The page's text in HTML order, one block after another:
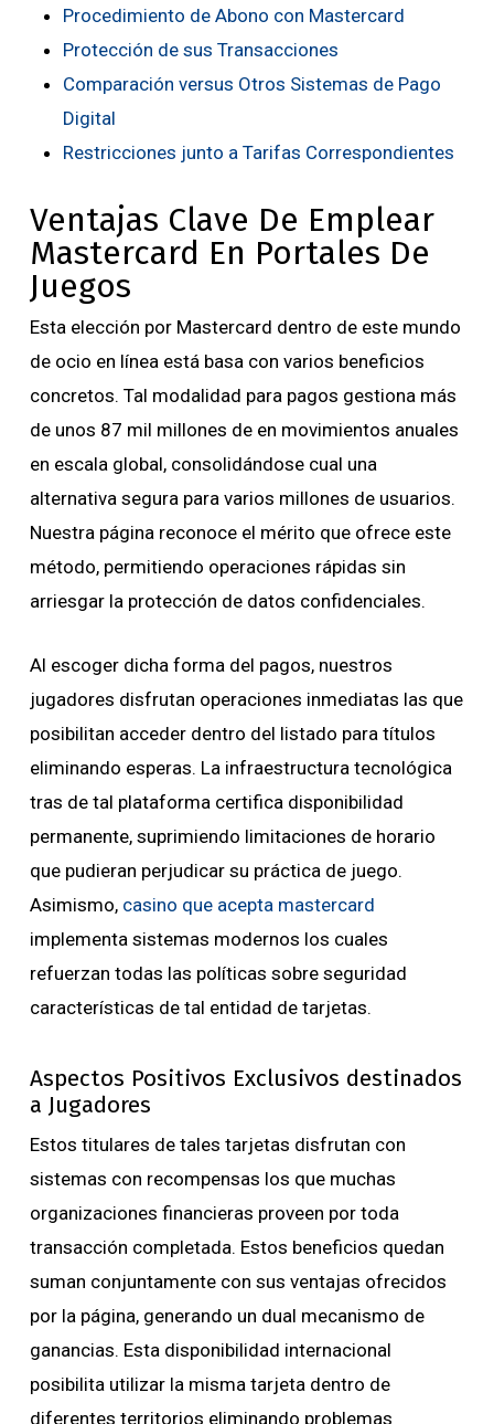
Procedimiento de Abono con Mastercard
Protección de sus Transacciones
Comparación versus Otros Sistemas de Pago
Digital
Restricciones junto a Tarifas Correspondientes
Ventajas Clave De Emplear
Mastercard En Portales De
Juegos
Esta elección por Mastercard dentro de este mundo
de ocio en línea está basa con varios beneficios
concretos. Tal modalidad para pagos gestiona más
de unos 87 mil millones de en movimientos anuales
en escala global, consolidándose cual una
alternativa segura para varios millones de usuarios.
Nuestra página reconoce el mérito que ofrece este
método, permitiendo operaciones rápidas sin
arriesgar la protección de datos confidenciales.
Al escoger dicha forma del pagos, nuestros
jugadores disfrutan operaciones inmediatas las que
posibilitan acceder dentro del listado para títulos
eliminando esperas. La infraestructura tecnológica
tras de tal plataforma certifica disponibilidad
permanente, suprimiendo limitaciones de horario
que pudieran perjudicar su práctica de juego.
Asimismo, casino que acepta mastercard
implementa sistemas modernos los cuales
refuerzan todas las políticas sobre seguridad
características de tal entidad de tarjetas.
Aspectos Positivos Exclusivos destinados
a Jugadores
Estos titulares de tales tarjetas disfrutan con
sistemas con recompensas los que muchas
organizaciones financieras proveen por toda
transacción completada. Estos beneficios quedan
suman conjuntamente con sus ventajas ofrecidos
por la página, generando un dual mecanismo de
ganancias. Esta disponibilidad internacional
posibilita utilizar la misma tarjeta dentro de
diferentes territorios eliminando problemas